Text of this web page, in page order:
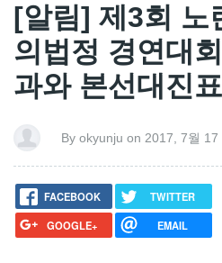
[알림] 제3회 노
의법정 경연대
과와 본선대진
By okyunju on 2017, 7월 17
FACEBOOK
TWITTER
GOOGLE+
EMAIL